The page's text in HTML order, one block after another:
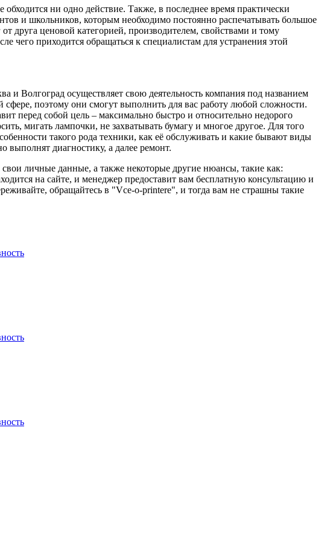
ни одно действие. Также, в последнее время практически
и школьников, которым необходимо постоянно распечатывать большое
друга ценовой категорией, производителем, свойствами и тому
чего приходится обращаться к специалистам для устранения этой
и Волгоград осуществляет свою деятельность компания под названием
поэтому они смогут выполнить для вас работу любой сложности.
перед собой цель – максимально быстро и относительно недорого
мигать лампочки, не захватывать бумагу и многое другое. Для того
такого рода техники, как её обслуживать и какие бывают виды
выполнят диагностику, а далее ремонт.
личные данные, а также некоторые другие нюансы, такие как:
на сайте, и менеджер предоставит вам бесплатную консультацию и
обращайтесь в "Vce-o-printere", и тогда вам не страшны такие